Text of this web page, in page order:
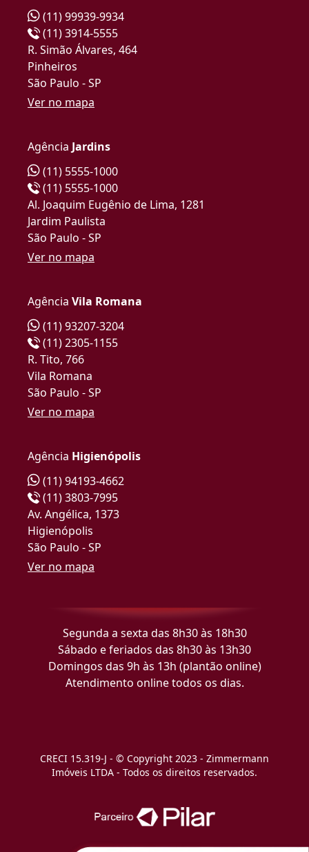
(11) 99939-9934
(11) 3914-5555
R. Simão Álvares, 464
Pinheiros
São Paulo - SP
Ver no mapa
Agência Jardins
(11) 5555-1000
(11) 5555-1000
Al. Joaquim Eugênio de Lima, 1281
Jardim Paulista
São Paulo - SP
Ver no mapa
Agência Vila Romana
(11) 93207-3204
(11) 2305-1155
R. Tito, 766
Vila Romana
São Paulo - SP
Ver no mapa
Agência Higienópolis
(11) 94193-4662
(11) 3803-7995
Av. Angélica, 1373
Higienópolis
São Paulo - SP
Ver no mapa
Segunda a sexta das 8h30 às 18h30
Sábado e feriados das 8h30 às 13h30
Domingos das 9h às 13h (plantão online)
Atendimento online todos os dias.
CRECI 15.319-J - © Copyright 2023 - Zimmermann
Imóveis LTDA - Todos os direitos reservados.